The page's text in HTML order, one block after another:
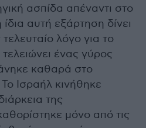
ασπίδα απέναντι στο
αυτή εξάρτηση δίνει
λόγο για το
τελειώνει ένας γύρος
καθαρά στο
Ισραήλ κινήθηκε
της
μόνο από τις